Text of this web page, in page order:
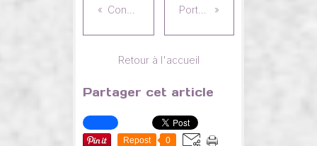
Retour à l'accueil
Partager cet article
Repost 0